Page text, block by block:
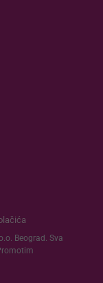
Beograd. Sva